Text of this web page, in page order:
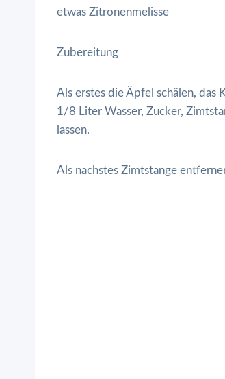
etwas Zitronenmelisse
Zubereitung
Als erstes die Äpfel schälen, das
1/8 Liter Wasser, Zucker,
lassen.
Als nachstes Zimtstange